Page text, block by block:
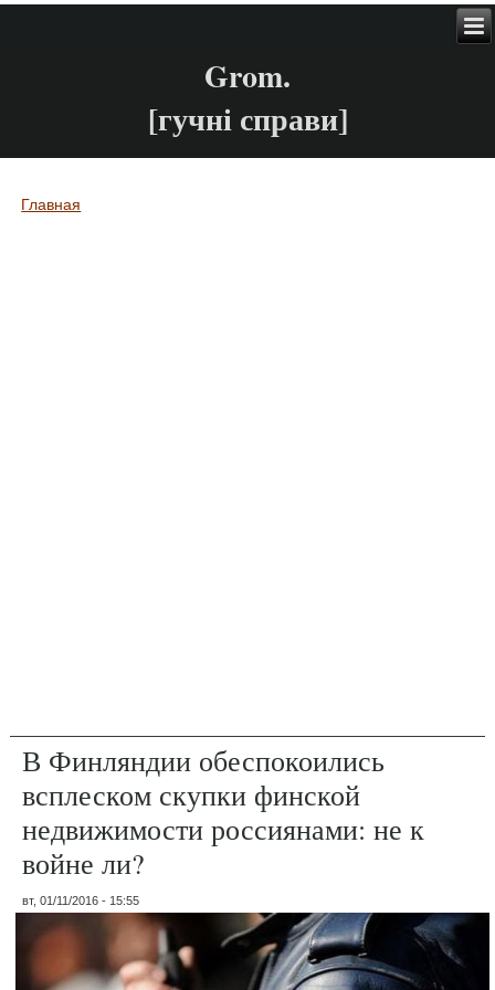
Grom.
[гучні справи]
Вы здесь
Главная
В Финляндии обеспокоились
всплеском скупки финской
недвижимости россиянами: не к
войне ли?
вт, 01/11/2016 - 15:55